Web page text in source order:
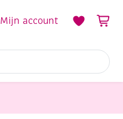
Mijn account